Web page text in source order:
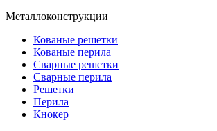
Металлоконструкции
Кованые решетки
Кованые перила
Сварные решетки
Сварные перила
Решетки
Перила
Кнокер